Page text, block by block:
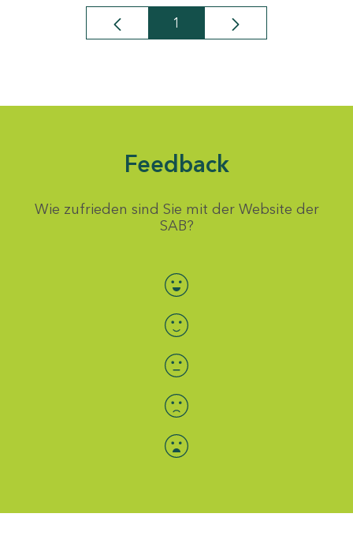
Seite
1
Feedback
Wie zufrieden sind Sie mit der Website der
SAB?
Bewertung auswählen